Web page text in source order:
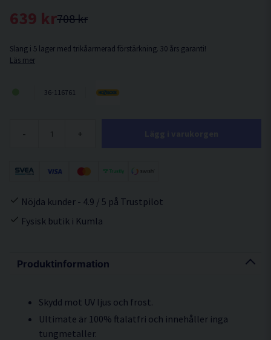
Produktinformation
Skydd mot UV ljus och frost.
Ultimate är 100% ftalatfri och innehåller inga
tungmetaller.
708 kr
639 kr
Slang i 5 lager med trikåarmerad förstärkning. 30 års garanti!
Läs mer
36-116761
- +
Nöjda kunder - 4.9 / 5 på Trustpilot
Fysisk butik i Kumla